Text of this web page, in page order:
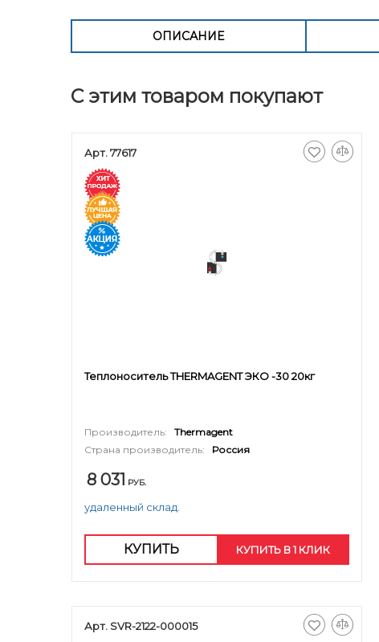
ОПИСАНИЕ
С этим товаром покупают
Арт. 77617
Теплоноситель THERMAGENT ЭКО -30 20кг
Производитель:
Thermagent
Страна производитель:
Россия
8 031 РУБ.
удаленный склад.
КУПИТЬ КУПИТЬ В 1 КЛИК
Арт. SVR-2122-000015